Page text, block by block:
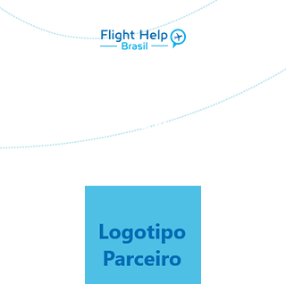
em parceria com